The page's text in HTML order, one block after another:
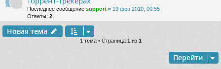
Последнее сообщение support « 19 фев 2010, 00:55
Ответы: 2
Новая тема
1 тема • Страница 1из 1
Перейти